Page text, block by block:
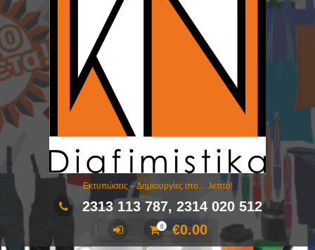
Εκτυπώσεις – Δημιουργίες στο… λεπτό!
2313 113 787, 2314 020 512
0 €0.00